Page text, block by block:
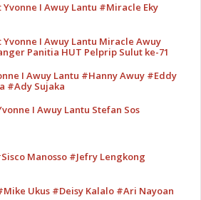
I Awuy Lantu #Miracle Eky
I Awuy Lantu Miracle Awuy
Panitia HUT Pelprip Sulut ke-71
I Awuy Lantu #Hanny Awuy #Eddy
#Ady Sujaka
I Awuy Lantu Stefan Sos
Manosso #Jefry Lengkong
Ukus #Deisy Kalalo #Ari Nayoan